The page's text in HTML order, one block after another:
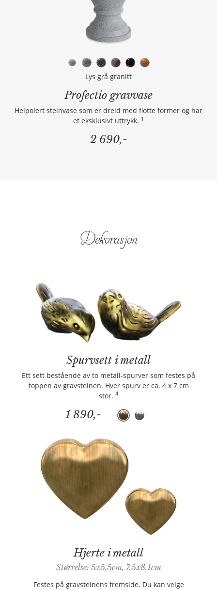
Lys grå granitt
Profectio gravvase
Helpolert steinvase som er dreid med flotte former og har
et eksklusivt uttrykk. 1
2 690,-
Dekorasjon
Spurvsett i metall
Ett sett bestående av to metall-spurver som festes på
toppen av gravsteinen. Hver spurv er ca. 4 x 7 cm
stor. 4
1 890,-
Hjerte i metall
Størrelse: 5x5,5cm, 7,5x8,1cm
Festes på gravsteinens fremside. Du kan velge